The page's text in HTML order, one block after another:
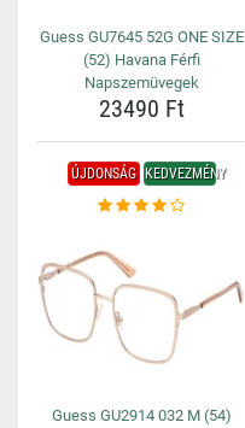
Guess GU7645 52G ONE SIZE
(52) Havana Férfi
Napszemüvegek
23490 Ft
ÚJDONSÁG KEDVEZMÉNY
Guess GU2914 032 M (54)